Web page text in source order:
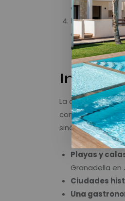
descanso y el
costas
atractivos
La denominación
consolidó su
sinónimo de una
Playas y
Granadella en
Ciudades
Una